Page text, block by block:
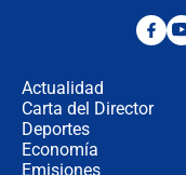
Actualidad
Carta del Director
Deportes
Economía
Emisiones